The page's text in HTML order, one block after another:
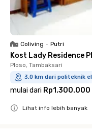
Coliving • Putri
Kost Lady Residence
Ploso, Tambaksari
3.0 km dari politeknik
mulai dari Rp1.300.000
Lihat info lebih banyak